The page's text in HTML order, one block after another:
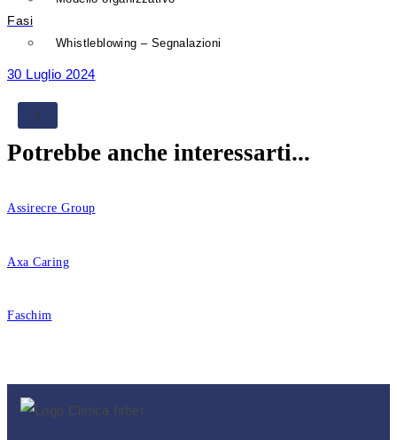
Whistleblowing – Segnalazioni
X
Fasi
30 Luglio 2024
Potrebbe anche interessarti...
Assirecre Group
Axa Caring
Faschim